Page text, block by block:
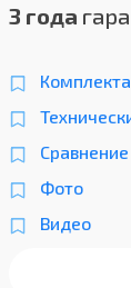
3 года
Фото
Видео